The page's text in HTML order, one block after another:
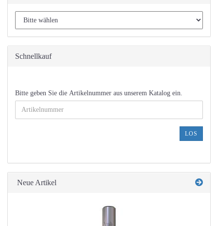
Schnellkauf
BITTE
GEBEN
SIE
EIN.
Bitte geben Sie die Artikelnummer aus unserem Katalog ein.
LOS
Neue Artikel